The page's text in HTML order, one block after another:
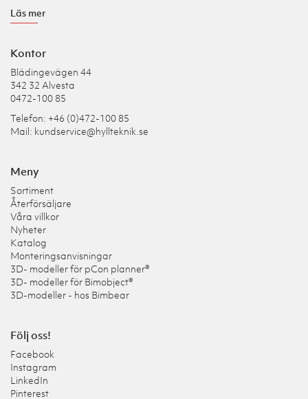
Läs mer
Kontor
Blädingevägen 44
342 32 Alvesta
0472-100 85
Telefon: +46 (0)472-100 85
Mail: kundservice@hyllteknik.se
Meny
Sortiment
Återförsäljare
Våra villkor
Nyheter
Katalog
Monteringsanvisningar
3D- modeller för pCon planner®
3D- modeller för Bimobject®
3D-modeller - hos Bimbear
Följ oss!
Facebook
Instagram
LinkedIn
Pinterest